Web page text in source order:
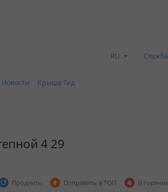
RU
Новости Крыша Гид
4 29
Продлить Отправить в ТОП В